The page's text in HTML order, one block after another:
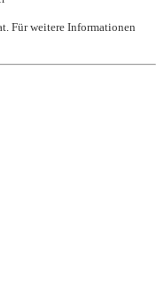
Für weitere Informationen